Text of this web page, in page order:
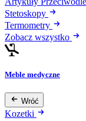
Stetoskopy
Termometry
Zobacz wszystko
Meble medyczne
Wróć
Kozetki